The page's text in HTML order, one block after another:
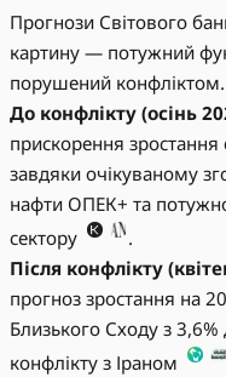
Прогнози Світового
картину — потужний
порушений конфліктом.
До конфлікту (осінь
прискорення зростання
завдяки очікуваному
нафти ОПЕК+ та
сектору
.
Після конфлікту
прогноз зростання на
Близького Сходу з 3,6%
конфлікту з Іраном